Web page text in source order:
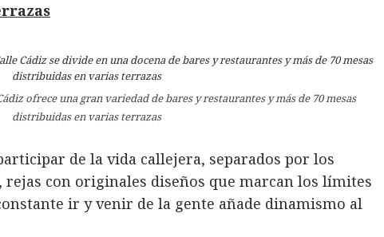
ofrece una gran variedad de bares y restaurantes y más de 70 mesas
distribuidas en varias terrazas
de la vida callejera, separados por los
con originales diseños que marcan los límites
ir y venir de la gente añade dinamismo al